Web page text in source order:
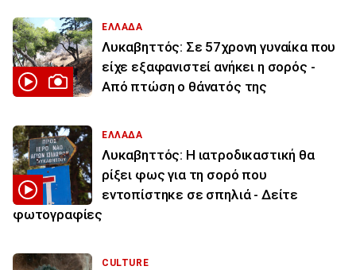
ΕΛΛΑΔΑ
Λυκαβηττός: Σε 57χρονη γυναίκα που
είχε εξαφανιστεί ανήκει η σορός -
Από πτώση ο θάνατός της
ΕΛΛΑΔΑ
Λυκαβηττός: Η ιατροδικαστική θα
ρίξει φως για τη σορό που
εντοπίστηκε σε σπηλιά - Δείτε
φωτογραφίες
CULTURE